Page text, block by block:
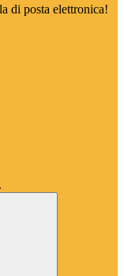
di posta elettronica!